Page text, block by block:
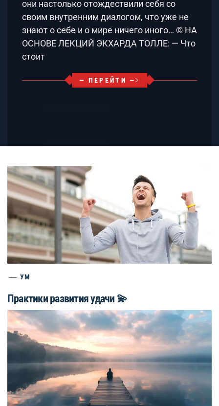
они настолько отождествили себя со
своим внутренним диалогом, что уже не
знают о себе и о мире ничего иного… © НА
ОСНОВЕ ЛЕКЦИЙ ЭКХАРДА ТОЛЛЕ: — Что
стоит
— ПЕРЕЙТИ —
УМ
Практики развития удачи 💫